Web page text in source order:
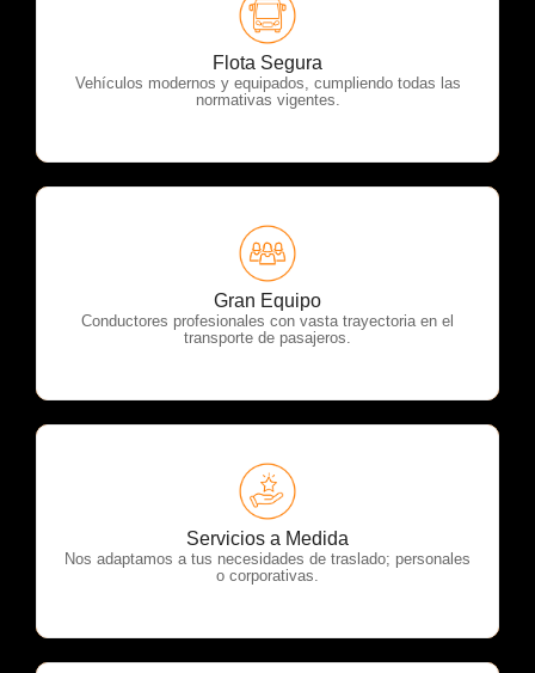
Flota Segura
Vehículos modernos y equipados, cumpliendo todas las
normativas vigentes.
OTP Servicios
Gran Equipo
Conductores profesionales con vasta trayectoria en el
transporte de pasajeros.
OTP Servicios
Servicios a Medida
Nos adaptamos a tus necesidades de traslado; personales
o corporativas.
OTP Servicios